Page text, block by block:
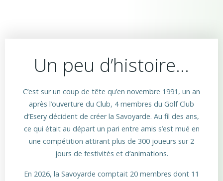
Un peu d’histoire…
C’est sur un coup de tête qu’en novembre 1991, un an
après l’ouverture du Club, 4 membres du Golf Club
d’Esery décident de créer la Savoyarde. Au fil des ans,
ce qui était au départ un pari entre amis s’est mué en
une compétition attirant plus de 300 joueurs sur 2
jours de festivités et d’animations.
En 2026, la Savoyarde comptait 20 membres dont 11